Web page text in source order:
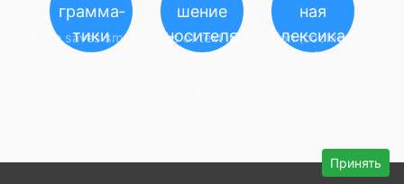
грам­ма­
ти­ки
ше­ние
но­си­те­ля
ная
лек­си­ка
Our site saves small pieces of text information (cookies) on
your device in order to deliver better content and for
Принять